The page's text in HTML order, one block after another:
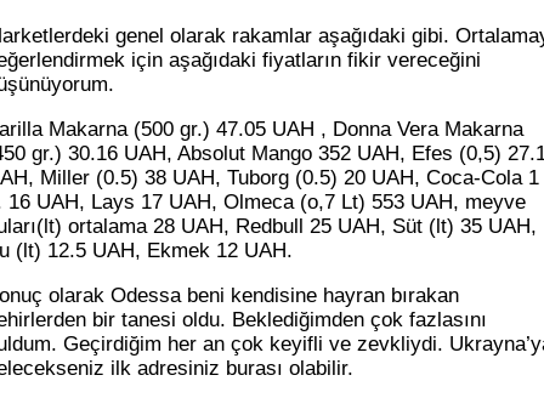
genel olarak rakamlar aşağıdaki gibi.
için aşağıdaki fiyatların fikir vereceğini
Makarna (500 gr.) 47.05 UAH , Donna Vera Makarna
gr.) 30.16 UAH, Absolut Mango 352 UAH, Efes (0,5)
Miller (0.5) 38 UAH, Tuborg (0.5) 20 UAH, Coca-Cola 1
16 UAH, Lays 17 UAH, Olmeca (o,7 Lt) 553 UAH, meyve
ortalama 28 UAH, Redbull 25 UAH, Süt (lt) 35 UAH,
(lt) 12.5 UAH, Ekmek 12 UAH.
olarak Odessa beni kendisine hayran bırakan
bir tanesi oldu. Beklediğimden çok fazlasını
Geçirdiğim her an çok keyifli ve zevkliydi.
ilk adresiniz burası olabilir.